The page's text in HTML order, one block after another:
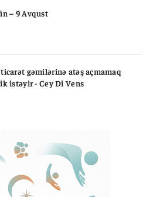
– 9 Avqust
gəmilərinə atəş açmamaq
istəyir - Cey Di Vens